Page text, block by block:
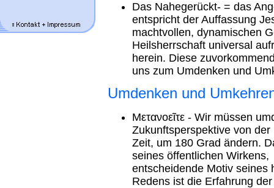
Das Nahegerückt- = das
entspricht der Auffassung
machtvollen, dynamischen
Heilsherrschaft universal
herein. Diese
uns zum Umdenken und
Umdenken und
Μετανοεῖτε - Wir müssen
Zukunftsperspektive von
Zeit, um 180 Grad ändern.
seines öffentlichen
entscheidende Motiv seines
Redens ist die Erfahrung